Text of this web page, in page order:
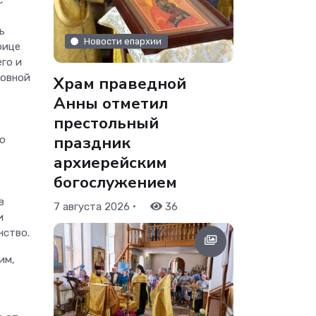
и
Новости епархии
Храм праведной
Анны отметил
престольный
праздник
архиерейским
богослужением
7 августа 2026 • 36